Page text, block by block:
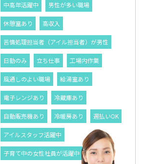
中高年活躍中 男性が多い職場
休憩室あり 高収入
苦情処理担当者（アイル担当者）が男性
日勤のみ 立ち仕事 工場内作業
風通しのよい職場 給湯室あり
電子レンジあり 冷蔵庫あり
自動販売機あり 冷暖房あり 週払いOK
アイルスタッフ活躍中
子育て中の女性社員が活躍中